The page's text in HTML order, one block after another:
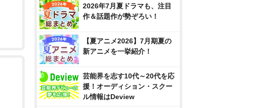
2026年7月夏ドラマも、注目
作＆話題作が勢ぞろい！
【夏アニメ2026】7月期夏の
新アニメを一挙紹介！
芸能界を志す10代～20代を応
援！オーディション・スクー
ル情報はDeview